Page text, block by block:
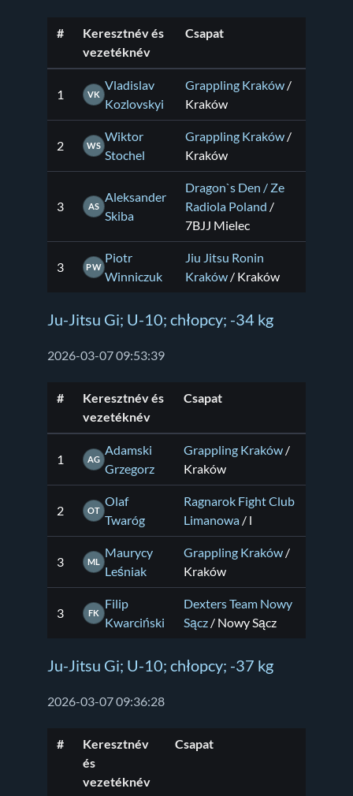
#
Keresztnév és
vezetéknév
Csapat
1 VK
Vladislav
Kozlovskyi
Grappling Kraków /
Kraków
2 WS
Wiktor
Stochel
Grappling Kraków /
Kraków
3 AS
Aleksander
Skiba
Dragon`s Den / Ze
Radiola Poland /
7BJJ Mielec
3 PW
Piotr
Winniczuk
Jiu Jitsu Ronin
Kraków / Kraków
Ju-Jitsu Gi; U-10; chłopcy; -34 kg
2026-03-07 09:53:39
#
Keresztnév és
vezetéknév
Csapat
1 AG
Adamski
Grzegorz
Grappling Kraków /
Kraków
2 OT
Olaf
Twaróg
Ragnarok Fight Club
Limanowa / l
3 ML
Maurycy
Leśniak
Grappling Kraków /
Kraków
3 FK
Filip
Kwarciński
Dexters Team Nowy
Sącz / Nowy Sącz
Ju-Jitsu Gi; U-10; chłopcy; -37 kg
2026-03-07 09:36:28
#
Keresztnév
és
vezetéknév
Csapat